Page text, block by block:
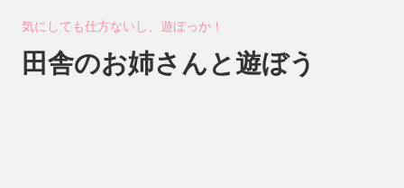
気にしても仕方ないし、遊ぼっか！
田舎のお姉さんと遊ぼう